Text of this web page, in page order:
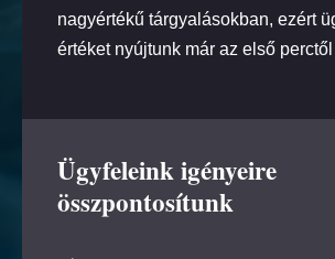
nagyértékű tárgyalásokban, ezért
értéket nyújtunk már az első
Ügyfeleink igényeire
összpontosítunk